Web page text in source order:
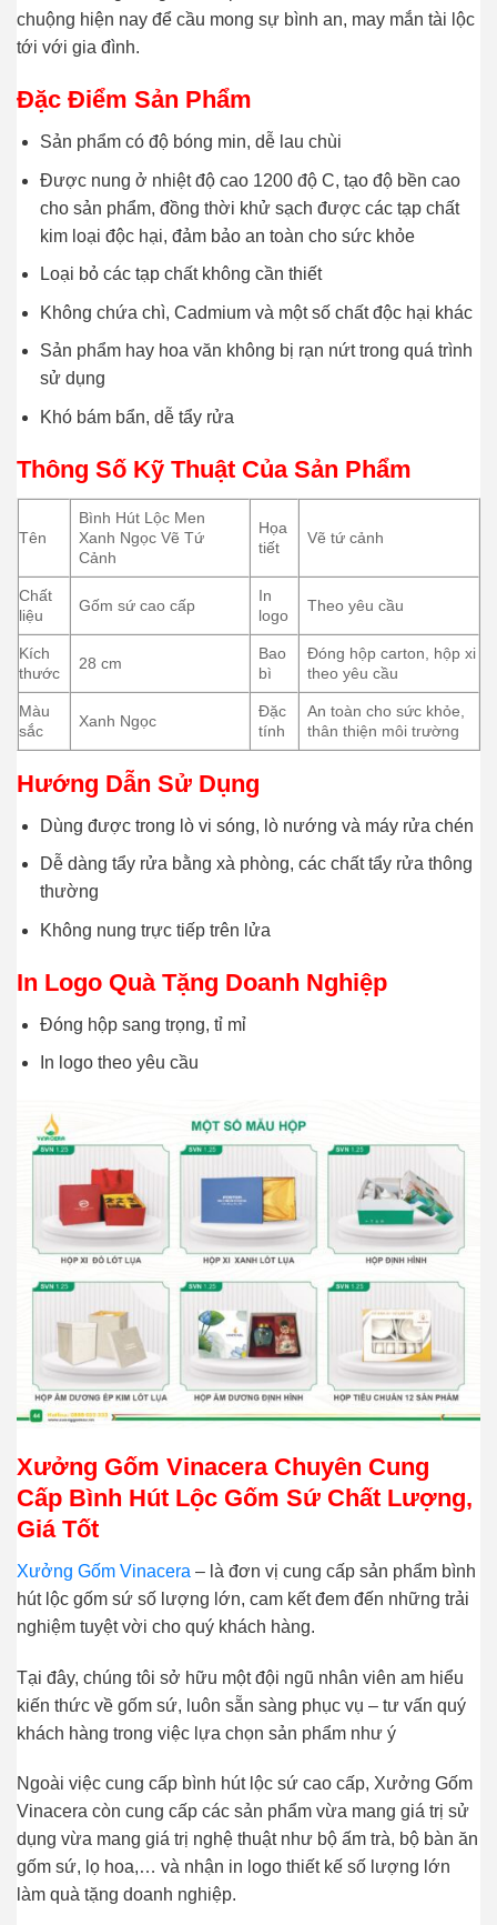
chuộng hiện nay để cầu mong sự bình an, may mắn tài lộc
tới với gia đình.
Đặc Điểm Sản Phẩm
Sản phẩm có độ bóng min, dễ lau chùi
Được nung ở nhiệt độ cao 1200 độ C, tạo độ bền cao
cho sản phẩm, đồng thời khử sạch được các tạp chất
kim loại độc hại, đảm bảo an toàn cho sức khỏe
Loại bỏ các tạp chất không cần thiết
Không chứa chì, Cadmium và một số chất độc hại khác
Sản phẩm hay hoa văn không bị rạn nứt trong quá trình
sử dụng
Khó bám bẩn, dễ tẩy rửa
Thông Số Kỹ Thuật Của Sản Phẩm
Tên
Bình Hút Lộc Men
Xanh Ngọc Vẽ Tứ
Cảnh
Họa
tiết
Vẽ tứ cảnh
Chất
liệu
Gốm sứ cao cấp
In
logo
Theo yêu cầu
Kích
thước
28 cm
Bao
bì
Đóng hộp carton, hộp xi
theo yêu cầu
Màu
sắc
Xanh Ngọc
Đặc
tính
An toàn cho sức khỏe,
thân thiện môi trường
Hướng Dẫn Sử Dụng
Dùng được trong lò vi sóng, lò nướng và máy rửa chén
Dễ dàng tẩy rửa bằng xà phòng, các chất tẩy rửa thông
thường
Không nung trực tiếp trên lửa
In Logo Quà Tặng Doanh Nghiệp
Đóng hộp sang trọng, tỉ mỉ
In logo theo yêu cầu
Xưởng Gốm Vinacera Chuyên Cung
Cấp Bình Hút Lộc Gốm Sứ Chất Lượng,
Giá Tốt
Xưởng Gốm Vinacera – là đơn vị cung cấp sản phẩm bình
hút lộc gốm sứ số lượng lớn, cam kết đem đến những trải
nghiệm tuyệt vời cho quý khách hàng.
Tại đây, chúng tôi sở hữu một đội ngũ nhân viên am hiểu
kiến thức về gốm sứ, luôn sẵn sàng phục vụ – tư vấn quý
khách hàng trong việc lựa chọn sản phẩm như ý
Ngoài việc cung cấp bình hút lộc sứ cao cấp, Xưởng Gốm
Vinacera còn cung cấp các sản phẩm vừa mang giá trị sử
dụng vừa mang giá trị nghệ thuật như bộ ấm trà, bộ bàn ăn
gốm sứ, lọ hoa,… và nhận in logo thiết kế số lượng lớn
làm quà tặng doanh nghiệp.